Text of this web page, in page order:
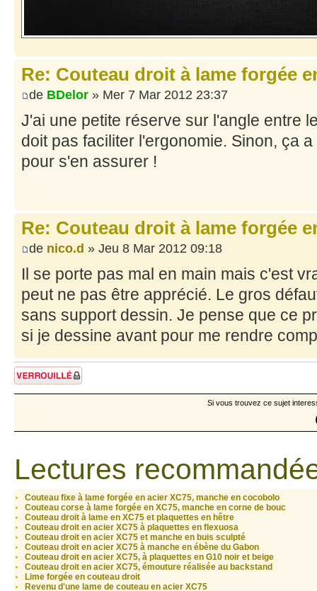
Re: Couteau droit à lame forgée
de BDelor » Mer 7 Mar 2012 23:37
J'ai une petite réserve sur l'angle entre
doit pas faciliter l'ergonomie. Sinon, ça
pour s'en assurer !
Re: Couteau droit à lame forgée
de nico.d » Jeu 8 Mar 2012 09:18
Il se porte pas mal en main mais c'est
peut ne pas être apprécié. Le gros
sans support dessin. Je pense que ce
si je dessine avant pour me rendre
Sujet verrouillé
Si vous trouvez ce sujet
Lectures
Couteau fixe à lame forgée en acier XC75, manche en cocobolo
Couteau corse à lame forgée en XC75, manche en corne de bouc
Couteau droit à lame en XC75 et plaquettes en hêtre
Couteau droit en acier XC75 à plaquettes en flexuosa
Couteau droit en acier XC75 et manche en buis sculpté
Couteau droit en acier XC75 à manche en ébène du Gabon
Couteau droit en acier XC75, à plaquettes en G10 noir et beige
Couteau droit en acier XC75, émouture réalisée au backstand
Lime forgée en couteau droit
Revenu d'une lame de couteau en acier XC75